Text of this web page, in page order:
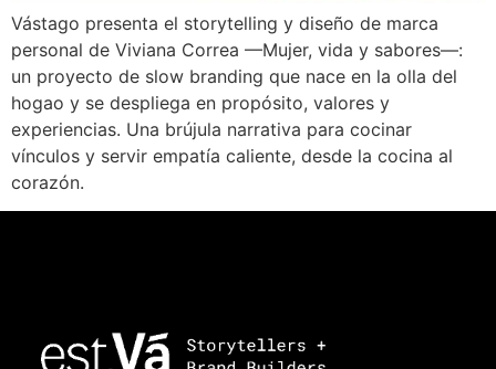
Vástago presenta el storytelling y diseño de marca
personal de Viviana Correa —Mujer, vida y sabores—:
un proyecto de slow branding que nace en la olla del
hogao y se despliega en propósito, valores y
experiencias. Una brújula narrativa para cocinar
vínculos y servir empatía caliente, desde la cocina al
corazón.